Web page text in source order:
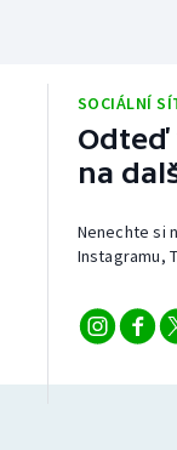
SOCIÁLNÍ
Odteď
na
Nenechte si
Instagramu,